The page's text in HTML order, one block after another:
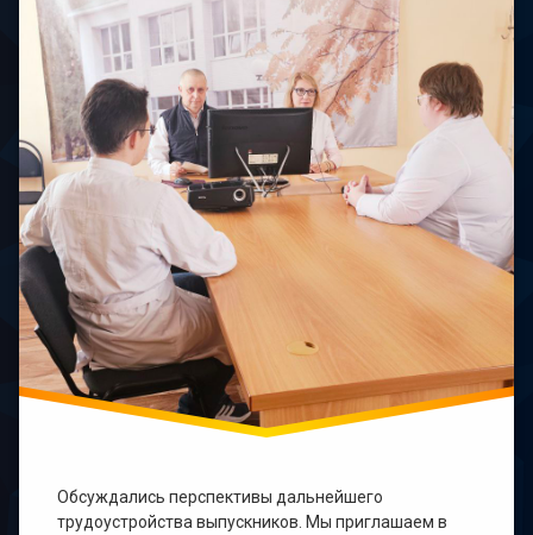
Обсуждались перспективы дальнейшего
трудоустройства выпускников. Мы приглашаем в